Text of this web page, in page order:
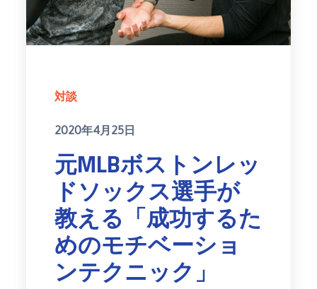
対談
Posted
2020年4月25日
元MLBボストンレッ
ドソックス選手が
教える「成功するた
めのモチベーショ
ンテクニック」